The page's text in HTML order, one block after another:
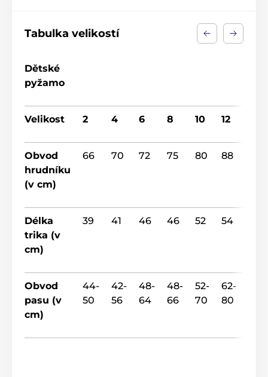
Tabulka velikostí
Dětské
pyžamo
Velikost 2 4 6 8 10 12
Obvod
hrudníku
(v cm)
66 70 72 75 80 88
Délka
trika (v
cm)
39 41 46 46 52 54
Obvod
pasu (v
cm)
44-
50
42-
56
48-
64
48-
66
52-
70
62-
80